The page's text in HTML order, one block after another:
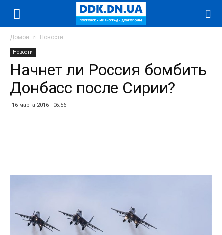
Домой Новости
Новости
Начнет ли Россия бомбить
Донбасс после Сирии?
16 марта 2016 - 06:56